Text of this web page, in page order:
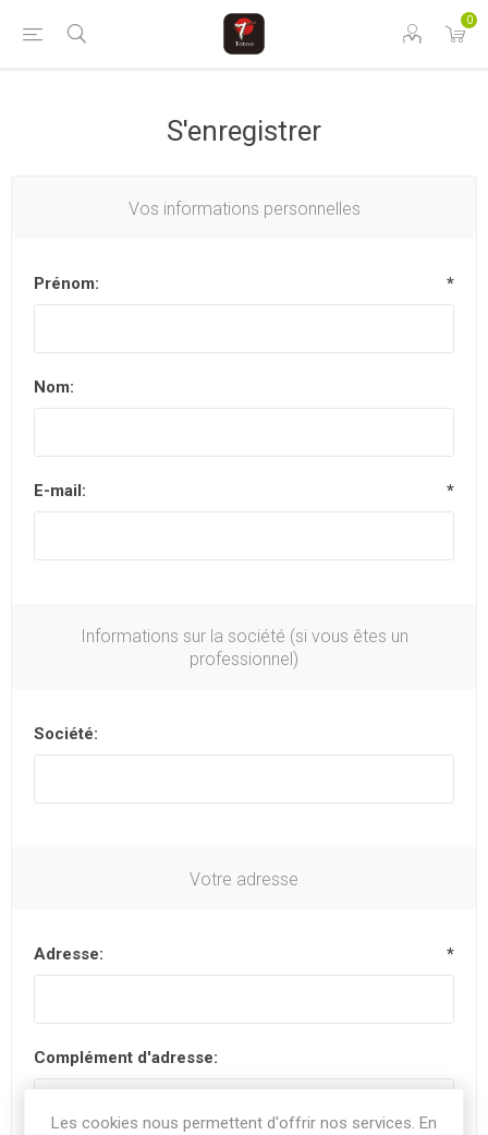
0
S'enregistrer
Vos informations personnelles
Prénom: *
Nom:
E-mail: *
Informations sur la société (si vous êtes un
professionnel)
Société:
Votre adresse
Adresse: *
Complément d'adresse:
Les cookies nous permettent d'offrir nos services. En